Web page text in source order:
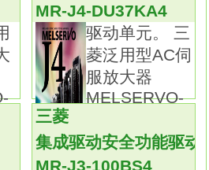
，方便连接。
容易。
互换性。1轴伺服放大
器MELSERVO-J4系列。
MR-J4-DU37KA4
驱动单元。 三
菱泛用型AC伺
服放大器
MELSERVO-
三菱
集成驱动安全功能驱动
MR-J3-100BS4